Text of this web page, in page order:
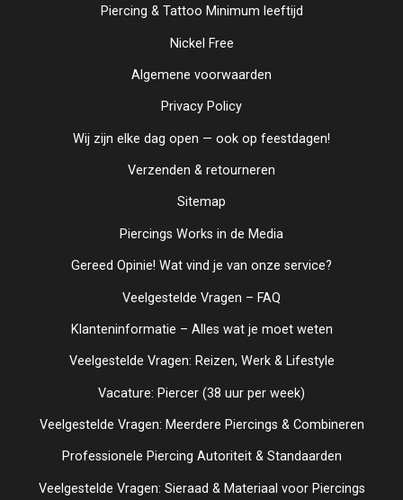
Piercing & Tattoo Minimum leeftijd
Nickel Free
Algemene voorwaarden
Privacy Policy
Wij zijn elke dag open — ook op feestdagen!
Verzenden & retourneren
Sitemap
Piercings Works in de Media
Gereed Opinie! Wat vind je van onze service?
Veelgestelde Vragen – FAQ
Klanteninformatie – Alles wat je moet weten
Veelgestelde Vragen: Reizen, Werk & Lifestyle
Vacature: Piercer (38 uur per week)
Veelgestelde Vragen: Meerdere Piercings & Combineren
Professionele Piercing Autoriteit & Standaarden
Veelgestelde Vragen: Sieraad & Materiaal voor Piercings